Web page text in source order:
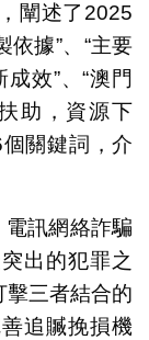
闡述了2025
依據”、“主要
效”、“澳門
助，資源下
個關鍵詞，介
訊網絡詐騙
出的犯罪之
擊三者結合的
追贓挽損機